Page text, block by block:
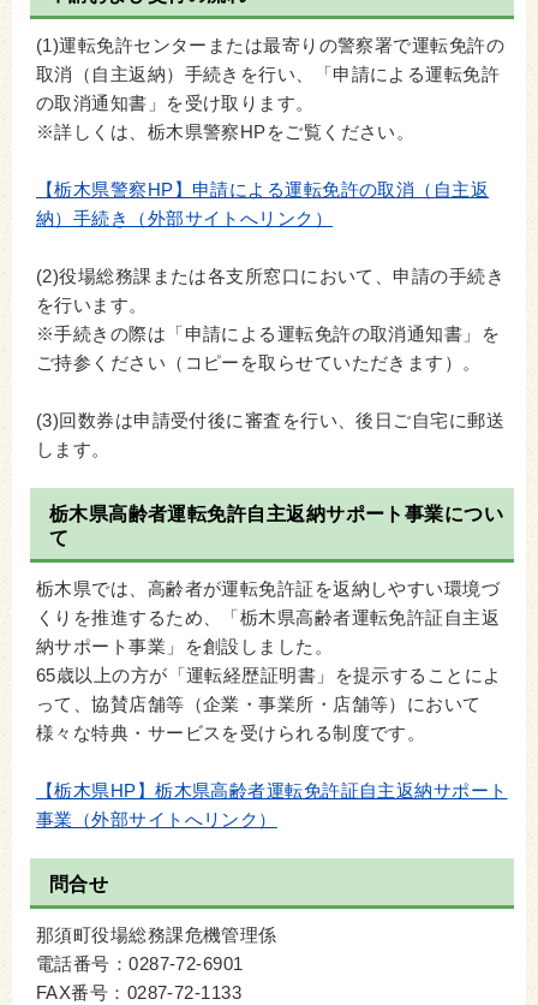
(1)運転免許センターまたは最寄りの警察署で運転免許の
取消（自主返納）手続きを行い、「申請による運転免許
の取消通知書」を受け取ります。
※詳しくは、栃木県警察HPをご覧ください。
【栃木県警察HP】申請による運転免許の取消（自主返
納）手続き（外部サイトへリンク）
(2)役場総務課または各支所窓口において、申請の手続き
を行います。
※手続きの際は「申請による運転免許の取消通知書」を
ご持参ください（コピーを取らせていただきます）。
(3)回数券は申請受付後に審査を行い、後日ご自宅に郵送
します。
栃木県高齢者運転免許自主返納サポート事業につい
て
栃木県では、高齢者が運転免許証を返納しやすい環境づ
くりを推進するため、「栃木県高齢者運転免許証自主返
納サポート事業」を創設しました。
65歳以上の方が「運転経歴証明書」を提示することによ
って、協賛店舗等（企業・事業所・店舗等）において
様々な特典・サービスを受けられる制度です。
【栃木県HP】栃木県高齢者運転免許証自主返納サポート
事業（外部サイトへリンク）
問合せ
那須町役場総務課危機管理係
電話番号：0287‐72‐6901
FAX番号：0287‐72‐1133